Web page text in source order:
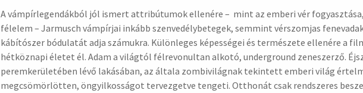
A vámpírlegendákból jól ismert attribútumok ellenére – mint az emberi vér
félelem – Jarmusch vámpírjai inkább szenvedélybetegek, semmint vérszomjas
kábítószer bódulatát adja számukra. Különleges képességei és természete ellenére a
hétköznapi életet él. Adam a világtól félrevonultan alkotó, underground zeneszerző.
peremkerületében lévő lakásában, az általa zombivilágnak tekintett emberi világ
megcsömörlötten, öngyilkosságot tervezgetve tengeti. Otthonát csak rendszeres